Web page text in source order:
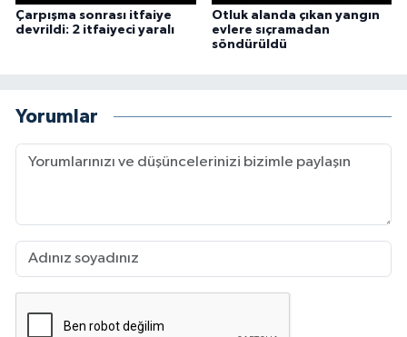
Çarpışma sonrası itfaiye
devrildi: 2 itfaiyeci yaralı
Otluk alanda çıkan yangın
evlere sıçramadan
söndürüldü
Yorumlar